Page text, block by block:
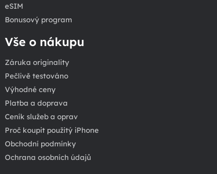
eSIM
Bonusový program
Vše o nákupu
Záruka originality
Pečlivě testováno
Výhodné ceny
Platba a doprava
Ceník služeb a oprav
Proč koupit použitý iPhone
Obchodní podmínky
Ochrana osobních údajů